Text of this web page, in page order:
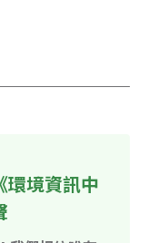
境資訊中